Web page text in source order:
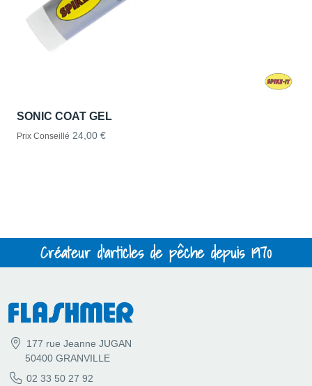
SONIC COAT GEL
Prix Conseillé 24,00 €
Créateur d'articles de pêche depuis 1970
177 rue Jeanne JUGAN
50400 GRANVILLE
02 33 50 27 92